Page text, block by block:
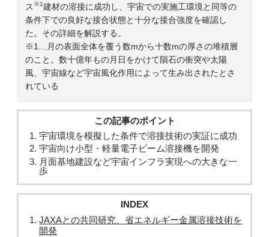
ス ※1建材の溶接に成功し、宇宙での実施工環境と同等の
条件下での良好な接合状態と十分な接合強度を確認し
た。その詳細を解説する。
※1…月の表面全体を覆う数mから十数mの厚さの堆積層
のこと。数十億年もの月日をかけて隕石の衝突や太陽
風、宇宙線など宇宙風化作用によって生み出されたとさ
れている
この記事のポイント
宇宙環境を模擬した条件で溶接技術の実証に成功
宇宙向け小型・軽量電子ビーム溶接機を開発
月面基地建設など宇宙インフラ実現への大きな一
歩
INDEX
JAXAとの共同研究、省エネルギー金属溶接技術を
開発